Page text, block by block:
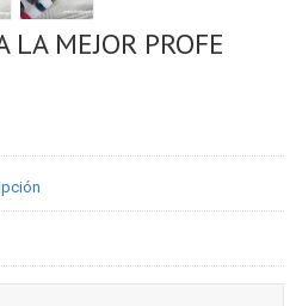
LA MEJOR PROFE